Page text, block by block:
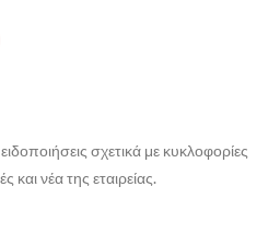
σχετικά με κυκλοφορίες
και νέα της εταιρείας.